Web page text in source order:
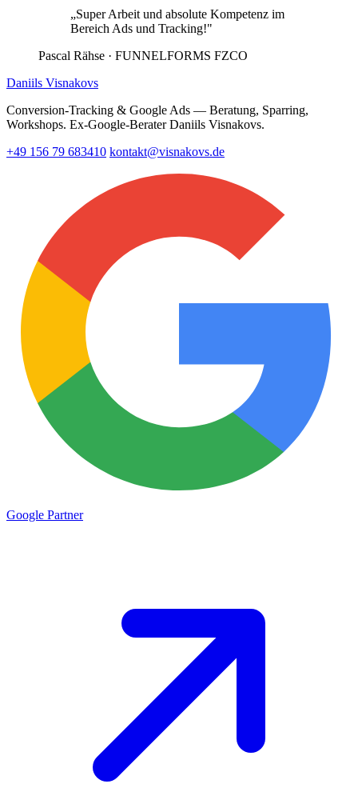
„Super Arbeit und absolute Kompetenz im
Bereich Ads und Tracking!"
Pascal Rähse · FUNNELFORMS FZCO
Daniils Visnakovs
Conversion-Tracking & Google Ads — Beratung, Sparring,
Workshops. Ex-Google-Berater Daniils Visnakovs.
+49 156 79 683410 kontakt@visnakovs.de
Google Partner